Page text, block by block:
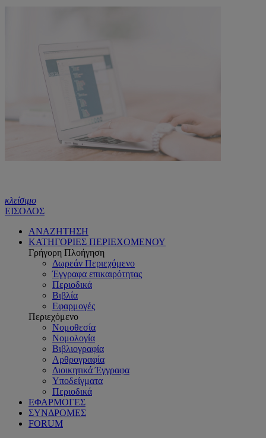
κλείσιμο
ΕΙΣΟΔΟΣ
ΑΝΑΖΗΤΗΣΗ
ΚΑΤΗΓΟΡΙΕΣ ΠΕΡΙΕΧΟΜΕΝΟΥ
Γρήγορη Πλοήγηση
Δωρεάν Περιεχόμενο
Έγγραφα επικαιρότητας
Περιοδικά
Βιβλία
Εφαρμογές
Περιεχόμενο
Νομοθεσία
Νομολογία
Βιβλιογραφία
Αρθρογραφία
Διοικητικά Έγγραφα
Υποδείγματα
Περιοδικά
ΕΦΑΡΜΟΓΕΣ
ΣΥΝΔΡΟΜΕΣ
FORUM